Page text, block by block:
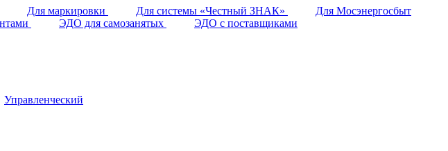
Для маркировки Для системы «Честный ЗНАК»
Для Мосэнергосбыт
ЭДО для самозанятых ЭДО с поставщиками
Управленческий